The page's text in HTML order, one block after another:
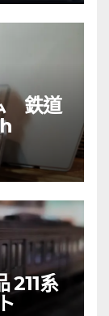
鉄道
211系